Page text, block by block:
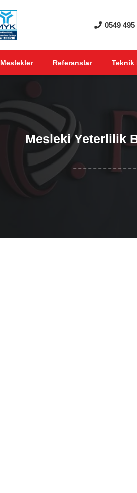
0549
Meslekler Referanslar Teknik
Mesleki Yeterlilik